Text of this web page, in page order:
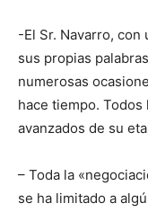
-El Sr. Navarro,
sus propias
numerosas
hace tiempo.
avanzados de su
– Toda la
se ha limitado a